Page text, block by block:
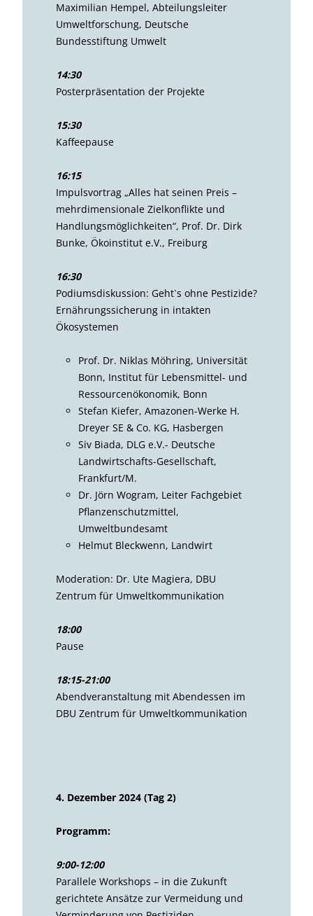
Maximilian Hempel, Abteilungsleiter
Umweltforschung, Deutsche
Bundesstiftung Umwelt
14:30
Posterpräsentation der Projekte
15:30
Kaffeepause
16:15
Impulsvortrag „Alles hat seinen Preis –
mehrdimensionale Zielkonflikte und
Handlungsmöglichkeiten“, Prof. Dr. Dirk
Bunke, Ökoinstitut e.V., Freiburg
16:30
Podiumsdiskussion: Geht`s ohne Pestizide?
Ernährungssicherung in intakten
Ökosystemen
Prof. Dr. Niklas Möhring, Universität
Bonn, Institut für Lebensmittel- und
Ressourcenökonomik, Bonn
Stefan Kiefer, Amazonen-Werke H.
Dreyer SE & Co. KG, Hasbergen
Siv Biada, DLG e.V.- Deutsche
Landwirtschafts-Gesellschaft,
Frankfurt/M.
Dr. Jörn Wogram, Leiter Fachgebiet
Pflanzenschutzmittel,
Umweltbundesamt
Helmut Bleckwenn, Landwirt
Moderation: Dr. Ute Magiera, DBU
Zentrum für Umweltkommunikation
18:00
Pause
18:15-21:00
Abendveranstaltung mit Abendessen im
DBU Zentrum für Umweltkommunikation
4. Dezember 2024 (Tag 2)
Programm:
9:00-12:00
Parallele Workshops – in die Zukunft
gerichtete Ansätze zur Vermeidung und